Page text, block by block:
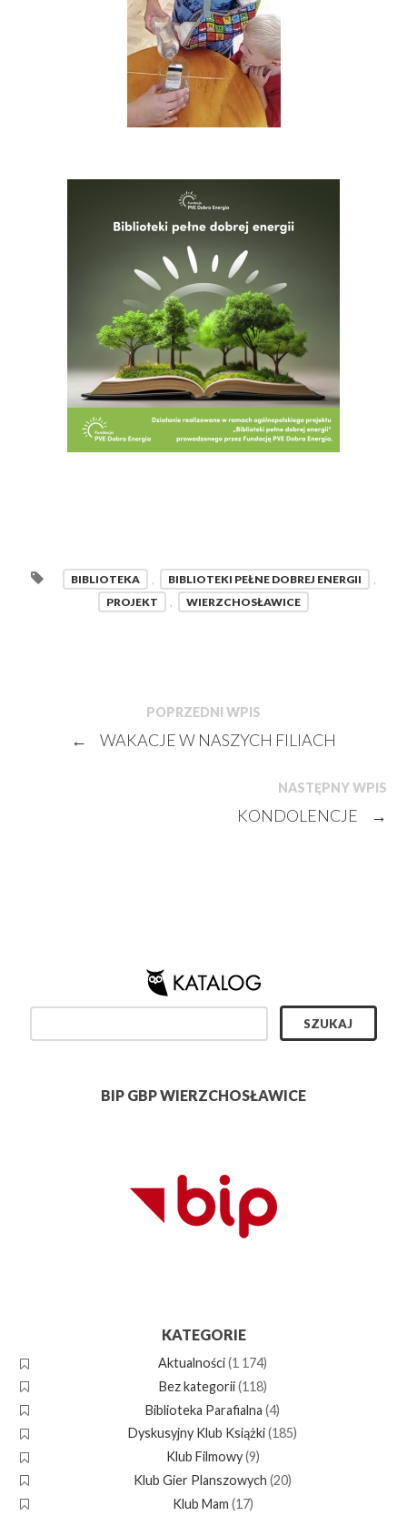
BIBLIOTEKA , BIBLIOTEKI PEŁNE DOBREJ ENERGII
,
PROJEKT
, WIERZCHOSŁAWICE
POPRZEDNI WPIS
← WAKACJE W NASZYCH FILIACH
NASTĘPNY WPIS
KONDOLENCJE →
BIP GBP WIERZCHOSŁAWICE
KATEGORIE
Aktualności(1 174)
Bez kategorii(118)
Biblioteka Parafialna (4)
Dyskusyjny Klub Książki(185)
Klub Filmowy(9)
Klub Gier Planszowych (20)
Klub Mam (17)